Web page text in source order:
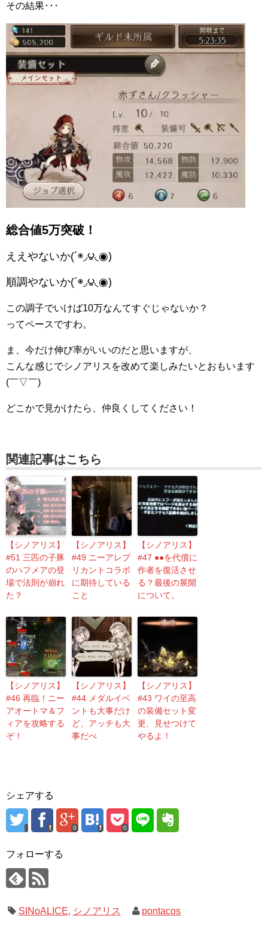
その結果･･･
総合値5万突破！
ええやないか(´◉◞౪◟◉)
順調やないか(´◉◞౪◟◉)
この調子でいけば10万なんてすぐじゃないか？
ってペースですわ。
ま、今だけ伸び率がいいのだと思いますが、
こんな感じでシノアリスを改めて楽しみたいとおもいます
(￣▽￣)
どこかで見かけたら、仲良くしてください！
関連記事はこちら
【シノアリス】
#51 三匹の子豚
のハフメアの登
場で法則が崩れ
た？
【シノアリス】
#49 ニーアレプ
リカントコラボ
に期待している
こと
【シノアリス】
#47 ●●を代償に
作者を復活させ
る？最後の展開
について。
【シノアリス】
#46 再臨！ニー
アオートマ＆フ
ィアを攻略する
ぞ！
【シノアリス】
#44 メダルイベ
ントも大事だけ
ど、アッチも大
事だべ
【シノアリス】
#43 ワイの至高
の装備セット変
更、見せつけて
やるよ！
シェアする
0 0
フォローする
SINoALICE, シノアリス pontacos